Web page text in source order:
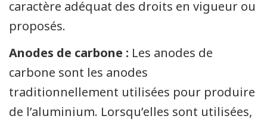
caractère adéquat des droits en vigueur ou
proposés.
Anodes de carbone : Les anodes de
carbone sont les anodes
traditionnellement utilisées pour produire
de l’aluminium. Lorsqu’elles sont utilisées,